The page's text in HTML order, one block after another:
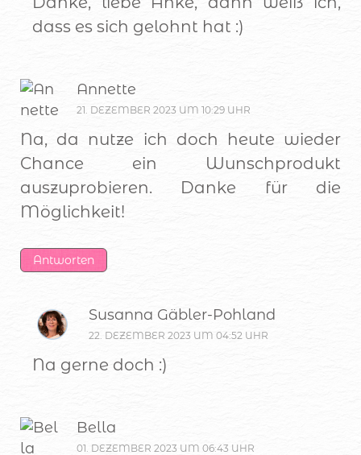
dass es sich gelohnt hat :)
Annette
21. DEZEMBER 2023 UM 10:29 UHR
Na, da nutze ich doch heute wieder
Chance ein Wunschprodukt
auszuprobieren. Danke für die
Möglichkeit!
Antworten
Susanna Gäbler-Pohland
22. DEZEMBER 2023 UM 04:52 UHR
Na gerne doch :)
Bella
01. DEZEMBER 2023 UM 06:43 UHR